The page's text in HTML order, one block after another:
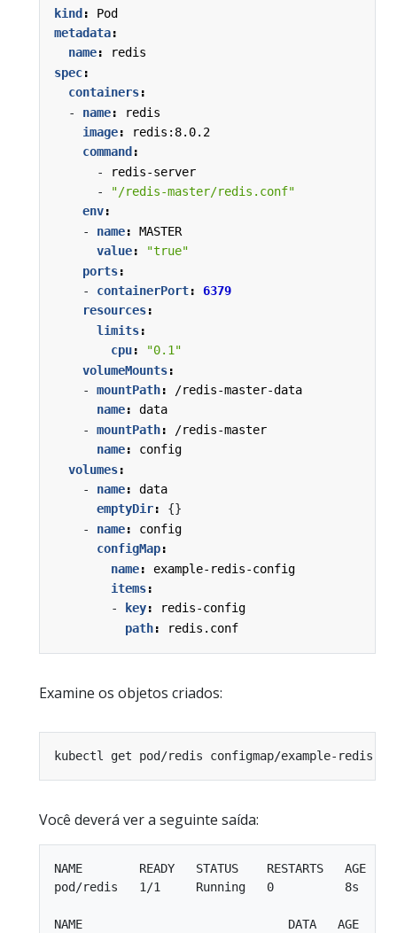
kind:
Pod
metadata:
name:
redis
spec:
containers:
- name:
redis
image:
redis:8.0.2
command :
-
redis-server
-
"/redis-master/redis.conf"
env:
- name:
MASTER
value:
"true"
ports:
- containerPort:
6379
resources:
limits:
cpu:
"0.1"
volumeMounts:
- mountPath:
/redis-master-data
name:
data
- mountPath:
/redis-master
name:
config
volumes:
- name:
data
emptyDir:
{}
- name:
config
configMap:
name:
example-redis-config
items:
-
key:
redis-config
path: redis.conf
Examine os objetos criados:
Você deverá ver a seguinte saída:
NAME        READY   STATUS    RESTARTS   AGE
pod/redis   1/1     Running   0          8s
NAME                             DATA   AGE